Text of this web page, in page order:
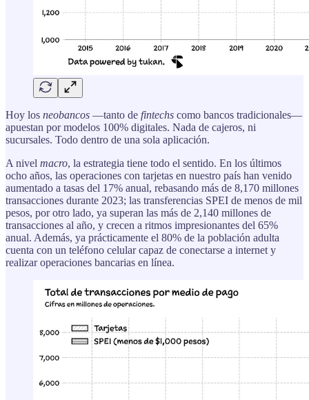
Hoy los neobancos —tanto de fintechs como bancos tradicionales—
apuestan por modelos 100% digitales. Nada de cajeros, ni
sucursales. Todo dentro de una sola aplicación.
A nivel macro, la estrategia tiene todo el sentido. En los últimos
ocho años, las operaciones con tarjetas en nuestro país han venido
aumentado a tasas del 17% anual, rebasando más de 8,170 millones
transacciones durante 2023; las transferencias SPEI de menos de mil
pesos, por otro lado, ya superan las más de 2,140 millones de
transacciones al año, y crecen a ritmos impresionantes del 65%
anual. Además, ya prácticamente el 80% de la población adulta
cuenta con un teléfono celular capaz de conectarse a internet y
realizar operaciones bancarias en línea.